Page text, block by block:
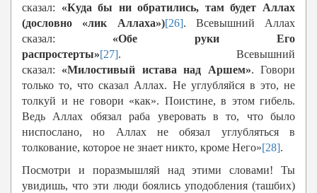
сказал: «Куда бы ни обратились, там будет Аллах
(дословно «лик Аллаха»)[26].
Всевышний Аллах
сказал: «Обе руки Его
распростерты»[27].
Всевышний
сказал: «Милостивый истава над Аршем». Говори
только то, что сказал Аллах. Не углубляйся в это, не
толкуй и не говори «как». Поистине, в этом гибель.
Ведь Аллах обязал раба уверовать в то, что было
ниспослано, но Аллах не обязал углубляться в
толкование, которое не знает никто, кроме Него»[28].
Посмотри и поразмышляй над этими словами! Ты
увидишь, что эти люди боялись уподобления (ташбих)